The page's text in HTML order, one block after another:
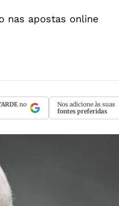
nas apostas online
no
Nos adicione às suas
fontes preferidas